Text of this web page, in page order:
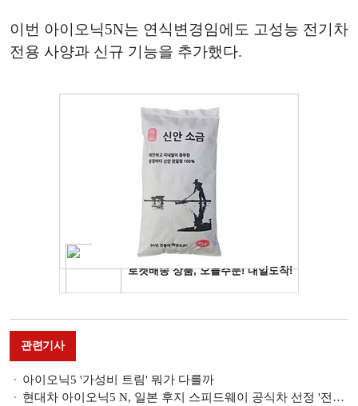
이번 아이오닉5N는 연식변경임에도 고성능 전기차
전용 사양과 신규 기능을 추가했다.
관련기사
아이오닉5 '가성비 트림' 뭐가 다를까
현대차 아이오닉5 N, 일본 후지 스피드웨이 공식차 선정 '전기차 최초'